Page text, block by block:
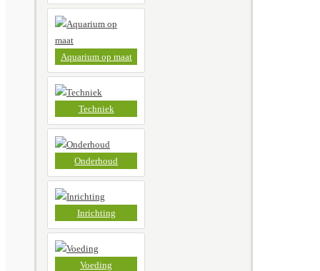
Aquarium op maat
Techniek
Onderhoud
Inrichting
Voeding